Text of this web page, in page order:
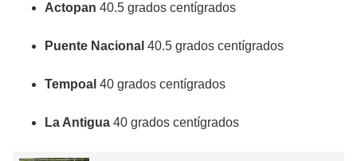
Actopan 40.5 grados centígrados
Puente Nacional 40.5 grados centígrados
Tempoal 40 grados centígrados
La Antigua 40 grados centígrados